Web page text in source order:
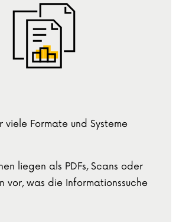
viele Formate und Systeme
liegen als PDFs, Scans oder
vor, was die Informationssuche